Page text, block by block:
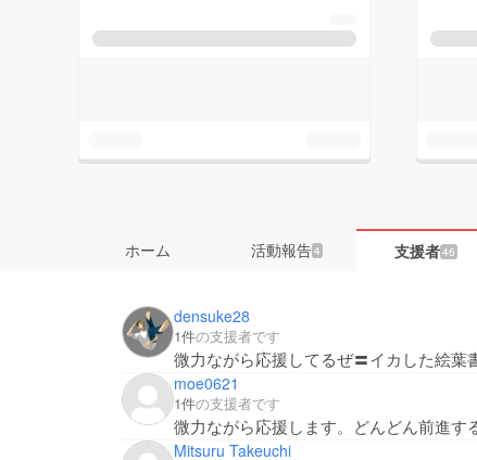
ホーム 活動報告4 支援者46
densuke28
1件の支援者です
微力ながら応援してるぜ〓イカした絵葉
moe0621
1件の支援者です
微力ながら応援します。どんどん前進す
Mitsuru Takeuchi